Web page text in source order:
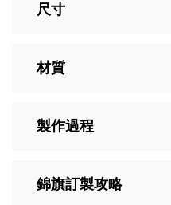
尺寸
材質
製作過程
錦旗訂製攻略